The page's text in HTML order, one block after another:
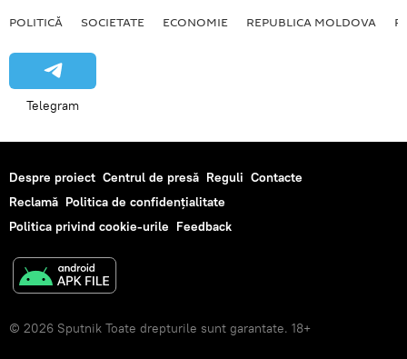
POLITICĂ SOCIETATE ECONOMIE REPUBLICA MOLDOVA
Telegram
Despre proiect Centrul de presă Reguli Contacte
Reclamă Politica de confidențialitate
Politica privind cookie-urile Feedback
© 2026 Sputnik Toate drepturile sunt garantate. 18+